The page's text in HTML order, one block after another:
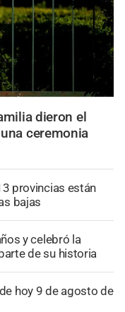
dieron el
ceremonia
provincias están
bajas
y celebró la
de su historia
hoy 9 de agosto de